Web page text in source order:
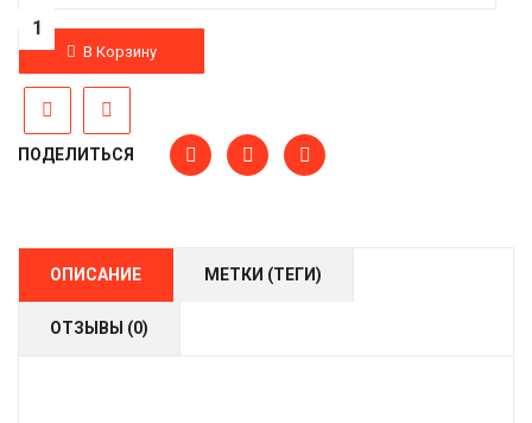
В Корзину
ПОДЕЛИТЬСЯ
ОПИСАНИЕ МЕТКИ (ТЕГИ)
ОТЗЫВЫ (0)